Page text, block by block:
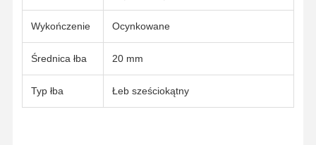
Wykończenie Ocynkowane
Średnica łba 20 mm
Typ łba Łeb sześciokątny